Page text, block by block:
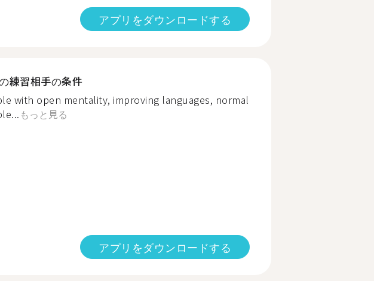
アプリをダウンロードする
練習相手の条件
with open mentality, improving languages, normal
もっと見る
アプリをダウンロードする